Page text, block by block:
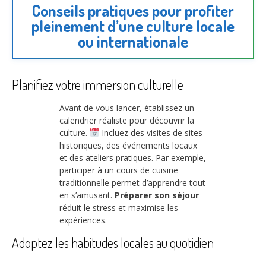
Conseils pratiques pour profiter
pleinement d’une culture locale
ou internationale
Planifiez votre immersion culturelle
Avant de vous lancer, établissez un
calendrier réaliste pour découvrir la
culture.
Incluez des visites de sites
historiques, des événements locaux
et des ateliers pratiques. Par exemple,
participer à un cours de cuisine
traditionnelle permet d’apprendre tout
en s’amusant. Préparer son séjour
réduit le stress et maximise les
expériences.
Adoptez les habitudes locales au quotidien